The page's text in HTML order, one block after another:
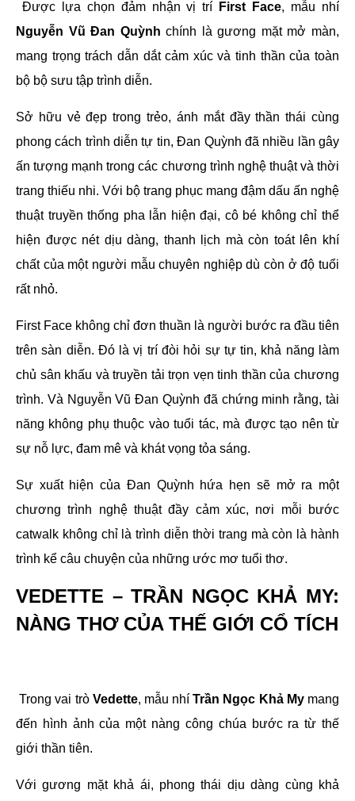
Được lựa chọn đảm nhận vị trí First Face, mẫu nhí
Nguyễn Vũ Đan Quỳnh chính là gương mặt mở màn,
mang trọng trách dẫn dắt cảm xúc và tinh thần của toàn
bộ bộ sưu tập trình diễn.
Sở hữu vẻ đẹp trong trẻo, ánh mắt đầy thần thái cùng
phong cách trình diễn tự tin, Đan Quỳnh đã nhiều lần gây
ấn tượng mạnh trong các chương trình nghệ thuật và thời
trang thiếu nhi. Với bộ trang phục mang đậm dấu ấn nghệ
thuật truyền thống pha lẫn hiện đại, cô bé không chỉ thể
hiện được nét dịu dàng, thanh lịch mà còn toát lên khí
chất của một người mẫu chuyên nghiệp dù còn ở độ tuổi
rất nhỏ.
First Face không chỉ đơn thuần là người bước ra đầu tiên
trên sàn diễn. Đó là vị trí đòi hỏi sự tự tin, khả năng làm
chủ sân khấu và truyền tải trọn vẹn tinh thần của chương
trình. Và Nguyễn Vũ Đan Quỳnh đã chứng minh rằng, tài
năng không phụ thuộc vào tuổi tác, mà được tạo nên từ
sự nỗ lực, đam mê và khát vọng tỏa sáng.
Sự xuất hiện của Đan Quỳnh hứa hẹn sẽ mở ra một
chương trình nghệ thuật đầy cảm xúc, nơi mỗi bước
catwalk không chỉ là trình diễn thời trang mà còn là hành
trình kể câu chuyện của những ước mơ tuổi thơ.
VEDETTE – TRẦN NGỌC KHẢ MY:
NÀNG THƠ CỦA THẾ GIỚI CỔ TÍCH
Trong vai trò Vedette, mẫu nhíTrần Ngọc Khả Mymang
đến hình ảnh của một nàng công chúa bước ra từ thế
giới thần tiên.
Với gương mặt khả ái, phong thái dịu dàng cùng khả